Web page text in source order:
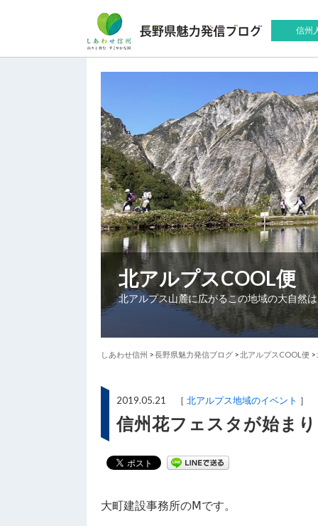
信州
北アルプスCOOL便
北アルプス山麓に広がるこの地域の大自然
しあわせ信州 >長野県魅力発信ブログ >北アルプスCOOL便 >
2019.05.21 ［ 北アルプス地域のイベント ］
信州花フェスタが始ま
大町建設事務所のⅯです。